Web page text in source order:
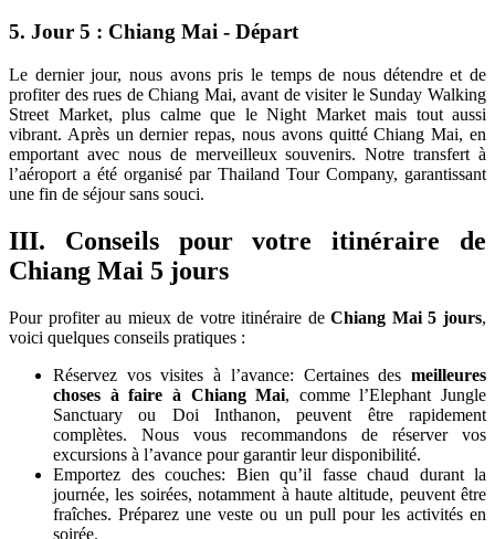
5. Jour 5 : Chiang Mai - Départ
Le dernier jour, nous avons pris le temps de nous détendre et de
profiter des rues de Chiang Mai, avant de visiter le Sunday Walking
Street Market, plus calme que le Night Market mais tout aussi
vibrant. Après un dernier repas, nous avons quitté Chiang Mai, en
emportant avec nous de merveilleux souvenirs. Notre transfert à
l’aéroport a été organisé par Thailand Tour Company, garantissant
une fin de séjour sans souci.
III. Conseils pour votre itinéraire de
Chiang Mai 5 jours
Pour profiter au mieux de votre itinéraire deChiang Mai 5 jours,
voici quelques conseils pratiques :
Réservez vos visites à l’avance: Certaines des meilleures
choses à faire à Chiang Mai, comme l’Elephant Jungle
Sanctuary ou Doi Inthanon, peuvent être rapidement
complètes. Nous vous recommandons de réserver vos
excursions à l’avance pour garantir leur disponibilité.
Emportez des couches: Bien qu’il fasse chaud durant la
journée, les soirées, notamment à haute altitude, peuvent être
fraîches. Préparez une veste ou un pull pour les activités en
soirée.